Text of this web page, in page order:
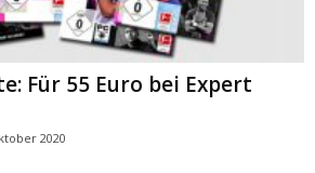
Für 55 Euro bei Expert
2020